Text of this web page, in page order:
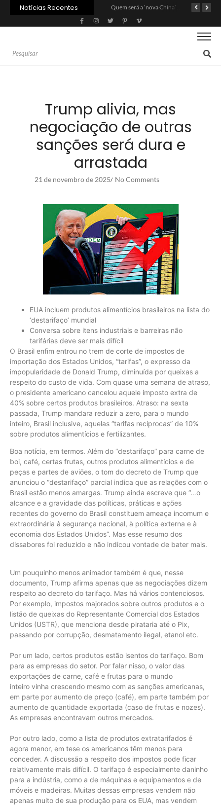
Notícias Recentes Quem será a ‘nova China’ do agro quando o apetite de Pequim acabar?
Trump alivia, mas
negociação de outras
sanções será dura e
arrastada
21 de novembro de 2025/ No Comments
EUA incluem produtos alimentícios brasileiros na lista do
‘destarifaço’ mundial
Conversa sobre itens industriais e barreiras não
tarifárias deve ser mais difícil
O Brasil enfim entrou no trem de corte de impostos de
importação dos Estados Unidos, “tarifas”, o expresso da
impopularidade de Donald Trump, diminuída por queixas a
respeito do custo de vida. Com quase uma semana de atraso,
o presidente americano cancelou aquele imposto extra de
40% sobre certos produtos brasileiros. Atraso: na sexta
passada, Trump mandara reduzir a zero, para o mundo
inteiro, Brasil inclusive, aquelas “tarifas recíprocas” de 10%
sobre produtos alimentícios e fertilizantes.
Boa notícia, em termos. Além do “destarifaço” para carne de
boi, café, certas frutas, outros produtos alimentícios e de
peças e partes de aviões, o tom do decreto de Trump que
anunciou o “destarifaço” parcial indica que as relações com o
Brasil estão menos amargas. Trump ainda escreve que “…o
alcance e a gravidade das políticas, práticas e ações
recentes do governo do Brasil constituem ameaça incomum e
extraordinária à segurança nacional, à política externa e à
economia dos Estados Unidos”. Mas esse resumo dos
dissabores foi reduzido e não indicou vontade de bater mais.
Um pouquinho menos animador também é que, nesse
documento, Trump afirma apenas que as negociações dizem
respeito ao decreto do tarifaço. Mas há vários contenciosos.
Por exemplo, impostos majorados sobre outros produtos e o
listão de queixas do Representante Comercial dos Estados
Unidos (USTR), que menciona desde pirataria até o Pix,
passando por corrupção, desmatamento ilegal, etanol etc.
Por um lado, certos produtos estão isentos do tarifaço. Bom
para as empresas do setor. Por falar nisso, o valor das
exportações de carne, café e frutas para o mundo
inteiro vinha crescendo mesmo com as sanções americanas,
em parte por aumento de preço (café), em parte também por
aumento de quantidade exportada (caso de frutas e nozes).
As empresas encontravam outros mercados.
Por outro lado, como a lista de produtos extratarifados é
agora menor, em tese os americanos têm menos para
conceder. A discussão a respeito dos impostos pode ficar
relativamente mais difícil. O tarifaço é especialmente daninho
para a indústria, como a de máquinas e equipamentos e de
móveis e madeiras. Muitas dessas empresas vendem não
apenas muito de sua produção para os EUA, mas vendem